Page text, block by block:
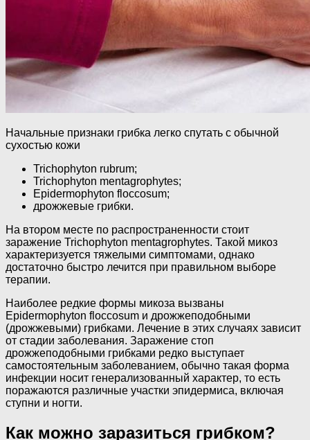
Начальные признаки грибка легко спутать с обычной
сухостью кожи
Trichophyton rubrum;
Trichophyton mentagrophytes;
Epidermophyton floccosum;
дрожжевые грибки.
На втором месте по распространенности стоит
заражение Trichophyton mentagrophytes. Такой микоз
характеризуется тяжелыми симптомами, однако
достаточно быстро лечится при правильном выборе
терапии.
Наиболее редкие формы микоза вызваны
Epidermophyton floccosum и дрожжеподобными
(дрожжевыми) грибками. Лечение в этих случаях зависит
от стадии заболевания. Заражение стоп
дрожжеподобными грибками редко выступает
самостоятельным заболеванием, обычно такая форма
инфекции носит генерализованный характер, то есть
поражаются различные участки эпидермиса, включая
ступни и ногти.
Как можно заразиться грибком?